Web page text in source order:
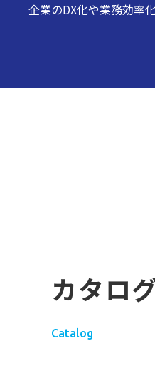
企業のDX化や業務効率
カタロ
Catalog